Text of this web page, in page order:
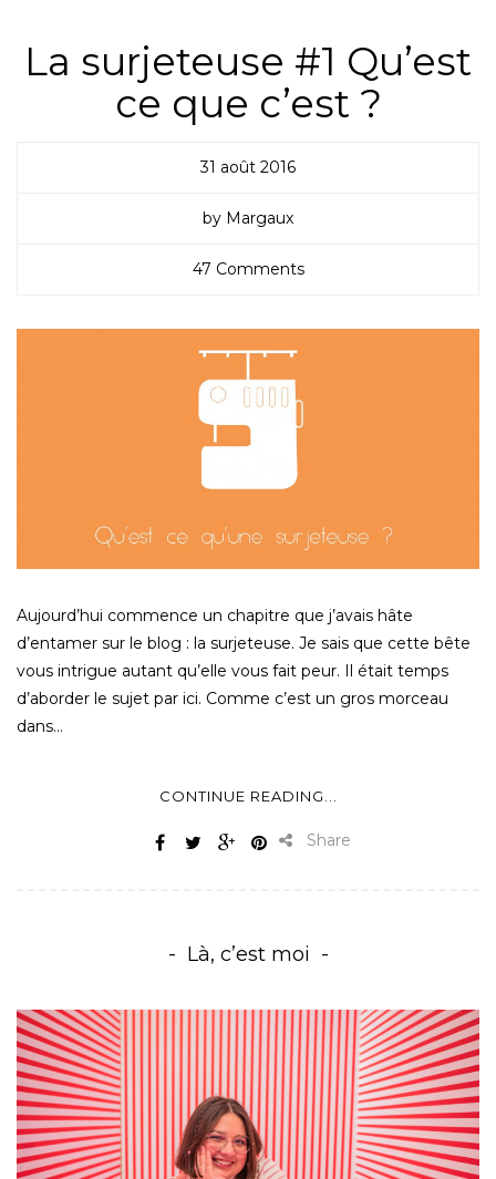
La surjeteuse #1 Qu’est
ce que c’est ?
31 août 2016
by Margaux
47 Comments
Aujourd’hui commence un chapitre que j’avais hâte
d’entamer sur le blog : la surjeteuse. Je sais que cette bête
vous intrigue autant qu’elle vous fait peur. Il était temps
d’aborder le sujet par ici. Comme c’est un gros morceau
dans…
CONTINUE READING...
Share
Là, c’est moi